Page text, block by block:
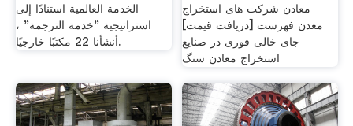
الخدمة العالمية استنادًا إلى
استراتيجية "خدمة الترجمة" ،
أنشأنا 22 مكتبًا خارجيًا.
معادن شرکت های استخراج
معدن فهرست [دریافت قیمت]
جای خالی فوری در صنایع
استخراج معادن سنگ